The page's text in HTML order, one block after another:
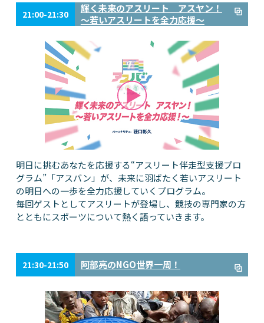
21:00-21:30
輝く未来のアスリート アスヤン！
～若いアスリートを全力応援～
明日に挑むあなたを応援する“アスリート伴走型支援プロ
グラム”「アスバン」が、未来に羽ばたく若いアスリート
の明日への一歩を全力応援していくプログラム。
毎回ゲストとしてアスリートが登場し、競技の専門家の方
とともにスポーツについて熱く語っていきます。
21:30-21:50 阿部亮のNGO世界一周！